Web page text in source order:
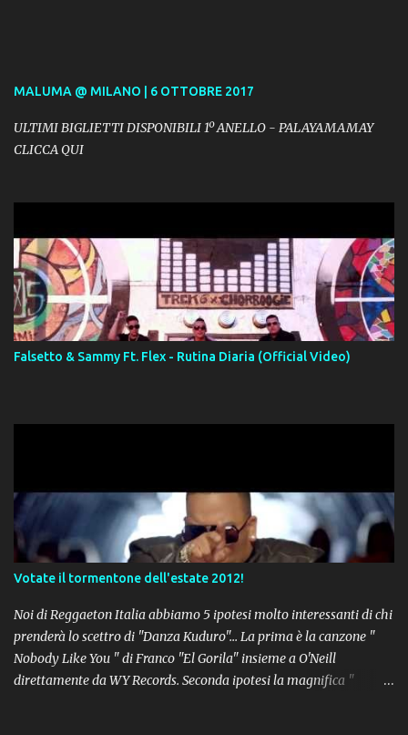
MALUMA @ MILANO | 6 OTTOBRE 2017
ULTIMI BIGLIETTI DISPONIBILI 1º ANELLO - PALAYAMAMAY
CLICCA QUI
Falsetto & Sammy Ft. Flex - Rutina Diaria (Official Video)
Votate il tormentone dell'estate 2012!
Noi di Reggaeton Italia abbiamo 5 ipotesi molto interessanti di chi
prenderà lo scettro di "Danza Kuduro"... La prima è la canzone "
Nobody Like You " di Franco "El Gorila" insieme a O'Neill
direttamente da WY Records. Seconda ipotesi la magnifica "